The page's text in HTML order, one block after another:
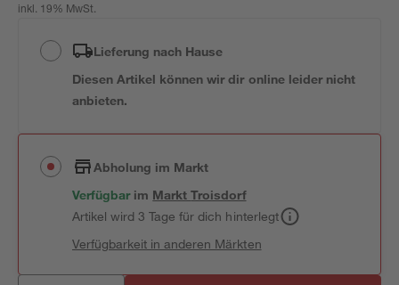
inkl. 19% MwSt.
Lieferung nach Hause
Diesen Artikel können wir dir online leider nicht
anbieten.
Abholung im Markt
Verfügbar im MarktTroisdorf
Artikel wird 3 Tage für dich hinterlegt
Verfügbarkeit in anderen Märkten